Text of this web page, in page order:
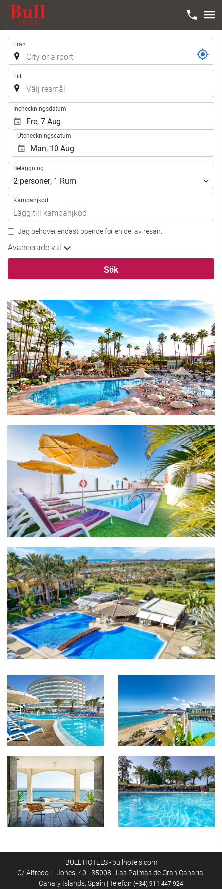
Resa
Från
Till
Incheckningsdatum
Utcheckningsdatum
Beläggning
Beläggning
2 personer, 1 Rum
Kampanjkod
Jag behöver endast boende för en del av resan.
Avancerade val
Sök
BULL HOTELS - bullhotels.com
C/ Alfredo L. Jones, 40 - 35008 - Las Palmas de Gran Canaria,
Canary Islands, Spain | Telefon (+34) 911 447 924